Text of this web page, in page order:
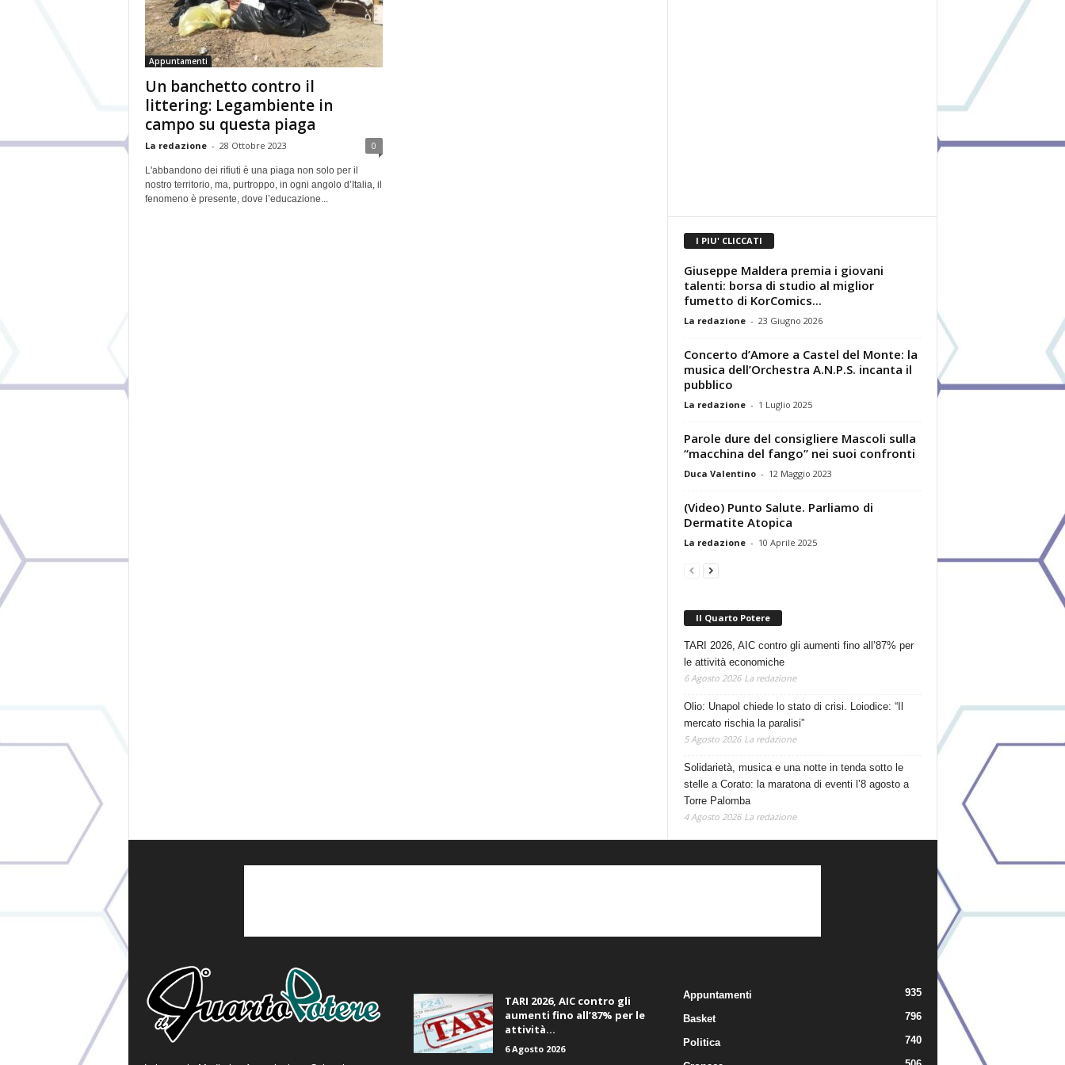
Appuntamenti
Un banchetto contro il
littering: Legambiente in
campo su questa piaga
La redazione - 28 Ottobre 2023 0
L'abbandono dei rifiuti è una piaga non solo per il
nostro territorio, ma, purtroppo, in ogni angolo d’Italia, il
fenomeno è presente, dove l’educazione...
I PIU' CLICCATI
Giuseppe Maldera premia i giovani
talenti: borsa di studio al miglior
fumetto di KorComics...
La redazione - 23 Giugno 2026
Concerto d’Amore a Castel del Monte: la
musica dell’Orchestra A.N.P.S. incanta il
pubblico
La redazione - 1 Luglio 2025
Parole dure del consigliere Mascoli sulla
“macchina del fango” nei suoi confronti
Duca Valentino - 12 Maggio 2023
(Video) Punto Salute. Parliamo di
Dermatite Atopica
La redazione - 10 Aprile 2025
Il Quarto Potere
TARI 2026, AIC contro gli aumenti fino all’87% per
le attività economiche
6 Agosto 2026 La redazione
Olio: Unapol chiede lo stato di crisi. Loiodice: “Il
mercato rischia la paralisi”
5 Agosto 2026 La redazione
Solidarietà, musica e una notte in tenda sotto le
stelle a Corato: la maratona di eventi l’8 agosto a
Torre Palomba
4 Agosto 2026 La redazione
TARI 2026, AIC contro gli
aumenti fino all’87% per le
attività...
6 Agosto 2026
Appuntamenti 935
Basket 796
Politica 740